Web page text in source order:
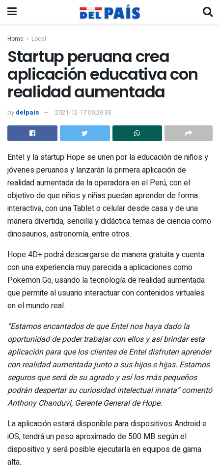
Home Local
Startup peruana crea
aplicación educativa con
realidad aumentada
by delpais 2021-12-17 06:26:33
Entel y la startup Hope se unen por la educación de niños y
jóvenes peruanos y lanzarán la primera aplicación de
realidad aumentada de la operadora en el Perú, con el
objetivo de que niños y niñas puedan aprender de forma
interactiva, con una Tablet o celular desde casa y de una
manera divertida, sencilla y didáctica temas de ciencia como
dinosaurios, astronomía, entre otros.
Hope 4D+ podrá descargarse de manera gratuita y cuenta
con una experiencia muy parecida a aplicaciones como
Pokemon Go, usando la tecnología de realidad aumentada
que permite al usuario interactuar con contenidos virtuales
en el mundo real.
“Estamos encantados de que Entel nos haya dado la
oportunidad de poder trabajar con ellos y así brindar esta
aplicación para que los clientes de Entel disfruten aprender
con realidad aumentada junto a sus hijos e hijas. Estamos
seguros que será de su agrado y así los más pequeños
podrán despertar su curiosidad intelectual innata” comentó
Anthony Chanduvi, Gerente General de Hope.
La aplicación estará disponible para dispositivos Android e
iOS, tendrá un peso aproximado de 500 MB según el
dispositivo y será posible ejecutarla en equipos de gama
alta.